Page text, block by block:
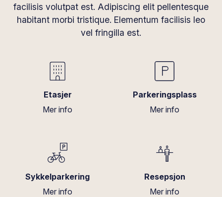
facilisis volutpat est. Adipiscing elit pellentesque
habitant morbi tristique. Elementum facilisis leo
vel fringilla est.
Etasjer
Mer info
Parkeringsplass
Mer info
Sykkelparkering
Mer info
Resepsjon
Mer info